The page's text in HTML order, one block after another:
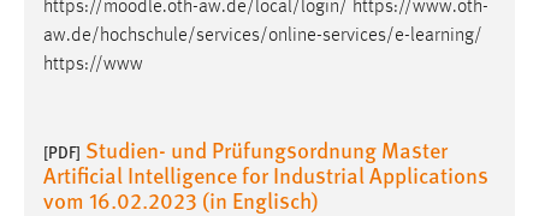
https://moodle.oth-aw.de/local/login/ https://www.oth-
aw.de/hochschule/services/online-services/e-learning/
https://www
[PDF] Studien- und Prüfungsordnung Master
Artificial Intelligence for Industrial Applications
vom 16.02.2023 (in Englisch)